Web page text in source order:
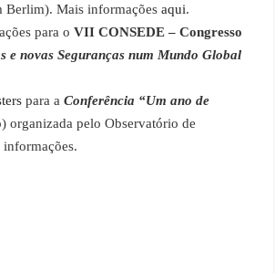
Berlim). Mais informações aqui.
para o VII CONSEDE – Congresso
e novas Seguranças num Mundo Global
para a Conferência “Um ano de
organizada pelo Observatório de
informações.